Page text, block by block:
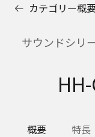
カテゴリー概
サウンドシリ
概要 特長